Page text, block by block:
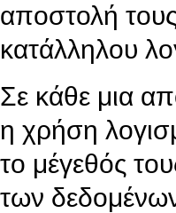
αποστολή
κατάλληλου
Σε κάθε μια
η χρήση
το μέγεθός
των